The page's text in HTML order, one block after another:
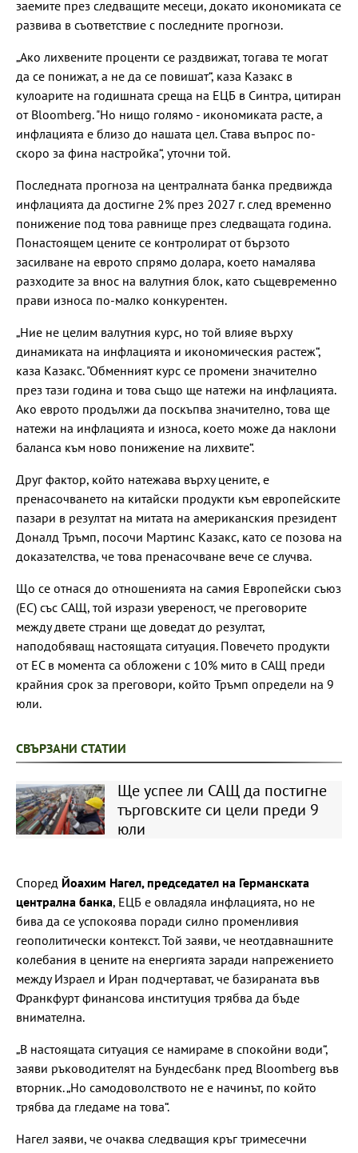
заемите през следващите месеци, докато икономиката се
развива в съответствие с последните прогнози.
„Ако лихвените проценти се раздвижат, тогава те могат
да се понижат, а не да се повишат“, каза Казакс в
кулоарите на годишната среща на ЕЦБ в Синтра, цитиран
от Bloomberg. "Но нищо голямо - икономиката расте, а
инфлацията е близо до нашата цел. Става въпрос по-
скоро за фина настройка“, уточни той.
Последната прогноза на централната банка предвижда
инфлацията да достигне 2% през 2027 г. след временно
понижение под това равнище през следващата година.
Понастоящем цените се контролират от бързото
засилване на еврото спрямо долара, което намалява
разходите за внос на валутния блок, като същевременно
прави износа по-малко конкурентен.
„Ние не целим валутния курс, но той влияе върху
динамиката на инфлацията и икономическия растеж“,
каза Казакс. "Обменният курс се промени значително
през тази година и това също ще натежи на инфлацията.
Ако еврото продължи да поскъпва значително, това ще
натежи на инфлацията и износа, което може да наклони
баланса към ново понижение на лихвите“.
Друг фактор, който натежава върху цените, е
пренасочването на китайски продукти към европейските
пазари в резултат на митата на американския президент
Доналд Тръмп, посочи Мартинс Казакс, като се позова на
доказателства, че това пренасочване вече се случва.
Що се отнася до отношенията на самия Европейски съюз
(ЕС) със САЩ, той изрази увереност, че преговорите
между двете страни ще доведат до резултат,
наподобяващ настоящата ситуация. Повечето продукти
от ЕС в момента са обложени с 10% мито в САЩ преди
крайния срок за преговори, който Тръмп определи на 9
юли.
СВЪРЗАНИ СТАТИИ
Ще успее ли САЩ да постигне
търговските си цели преди 9
юли
Според Йоахим Нагел, председател на Германската
централна банка, ЕЦБ е овладяла инфлацията, но не
бива да се успокоява поради силно променливия
геополитически контекст. Той заяви, че неотдавнашните
колебания в цените на енергията заради напрежението
между Израел и Иран подчертават, че базираната във
Франкфурт финансова институция трябва да бъде
внимателна.
„В настоящата ситуация се намираме в спокойни води“,
заяви ръководителят на Бундесбанк пред Bloomberg във
вторник. „Но самодоволството не е начинът, по който
трябва да гледаме на това“.
Нагел заяви, че очаква следващия кръг тримесечни